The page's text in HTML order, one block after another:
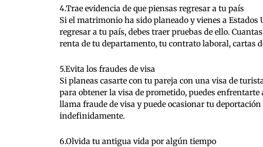
4.Trae evidencia de que piensas regresar a tu país
Si el matrimonio ha sido planeado y vienes a
regresar a tu país, debes traer pruebas de ello.
renta de tu departamento, tu contrato laboral, cartas
5.Evita los fraudes de visa
Si planeas casarte con tu pareja con una visa de
para obtener la visa de prometido, puedes enfrentarte
llama fraude de visa y puede ocasionar tu
indefinidamente.
6.Olvida tu antigua vida por algún tiempo